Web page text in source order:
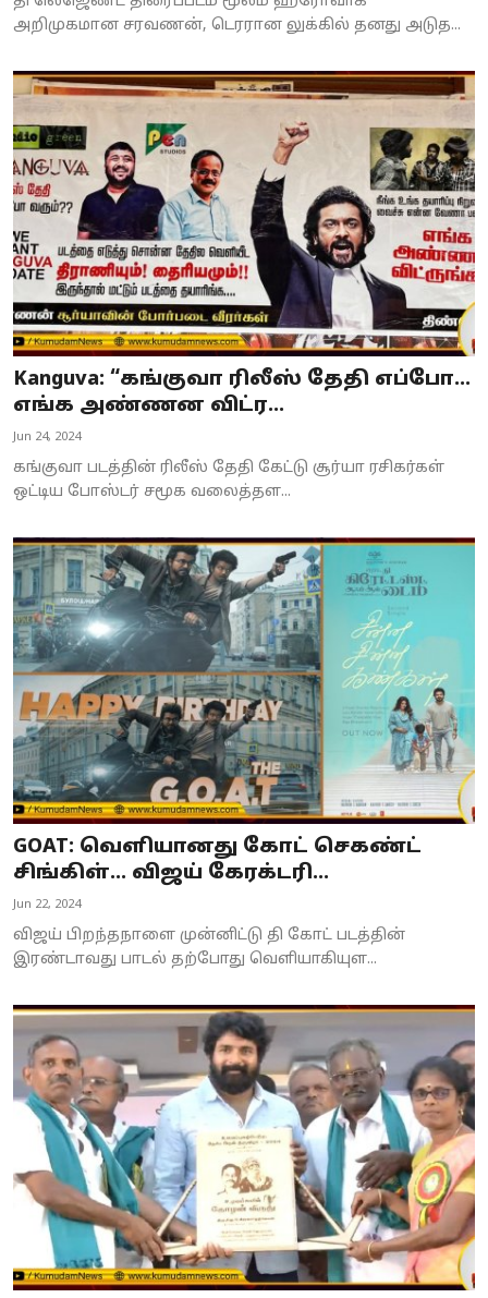
அறிமுகமான சரவணன், டெரரான லுக்கில் தனது அடுத...
Kanguva: “கங்குவா ரிலீஸ் தேதி எப்போ...
எங்க அண்ணன விட்ர...
Jun 24, 2024
கங்குவா படத்தின் ரிலீஸ் தேதி கேட்டு சூர்யா ரசிகர்கள்
ஒட்டிய போஸ்டர் சமூக வலைத்தள...
GOAT: வெளியானது கோட் செகண்ட்
சிங்கிள்... விஜய் கேரக்டரி...
Jun 22, 2024
விஜய் பிறந்தநாளை முன்னிட்டு தி கோட் படத்தின்
இரண்டாவது பாடல் தற்போது வெளியாகியுள...